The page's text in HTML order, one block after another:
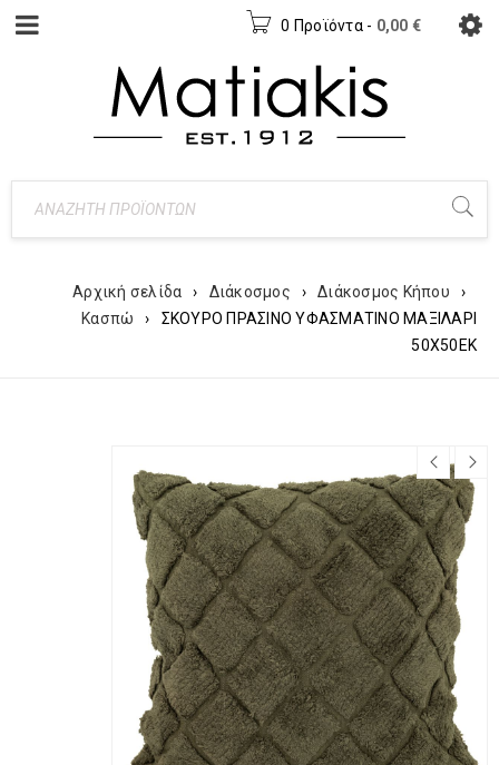
0 Προϊόντα - 0,00 €
Αρχική σελίδα › Διάκοσμος › Διάκοσμος Κήπου
›
Κασπώ
›
ΣΚΟΥΡΟ ΠΡΑΣΙΝΟ ΥΦΑΣΜΑΤΙΝΟ ΜΑΞΙΛΑΡΙ
50Χ50ΕΚ